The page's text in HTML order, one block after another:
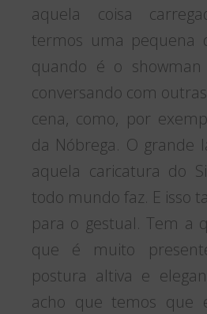
aquela coisa
termos uma pequena
quando é o
conversando com
cena, como, por
da Nóbrega. O grande
aquela caricatura do
todo mundo faz. E isso
para o gestual. Tem a
que é muito
postura altiva e
acho que temos que